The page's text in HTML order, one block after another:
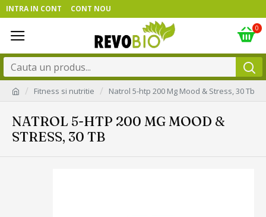
INTRA IN CONT CONT NOU
0
Fitness si nutritie Natrol 5-htp 200 Mg Mood & Stress, 30 Tb
NATROL 5-HTP 200 MG MOOD &
STRESS, 30 TB